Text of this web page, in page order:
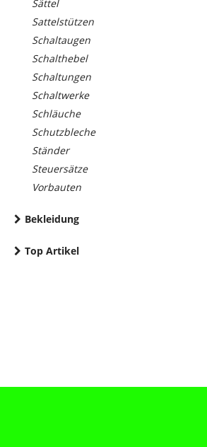
Sättel
Sattelstützen
Schaltaugen
Schalthebel
Schaltungen
Schaltwerke
Schläuche
Schutzbleche
Ständer
Steuersätze
Vorbauten
Bekleidung
Top Artikel